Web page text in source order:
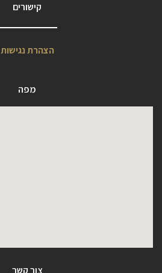
קישורים
הצהרת נגישות
מפה
צור קשר